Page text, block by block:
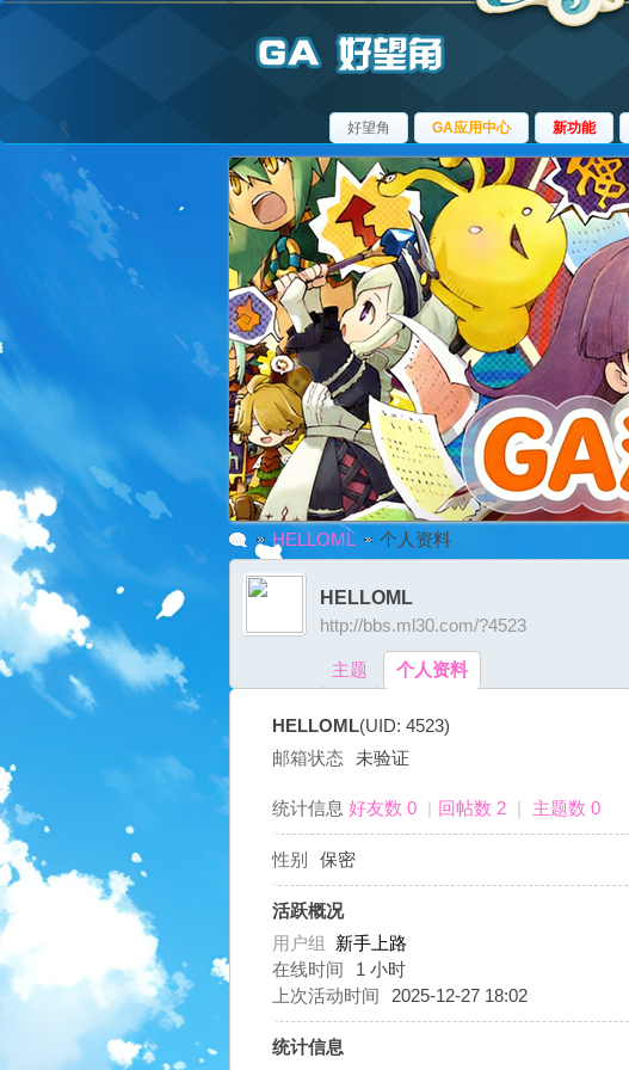
好望角 GA应用中心 新功能
›
HELLOML 个人资料
HELLOML
http://bbs.ml30.com/?4523
主题 个人资料
HELLOML(UID: 4523)
邮箱状态
未验证
统计信息 好友数 0 | 回帖数 2 | 主题数 0
性别 保密
活跃概况
用户组 新手上路
在线时间
1 小时
上次活动时间
2025-12-27 18:02
统计信息